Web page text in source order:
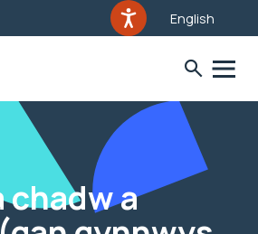
English
chadw a